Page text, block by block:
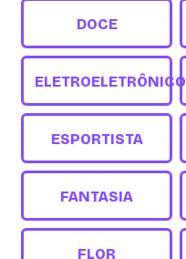
DOCE
ELETROELETRÔNICO
ESPORTISTA
FANTASIA
FLOR